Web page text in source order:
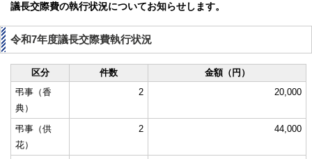
議長交際費の執行状況についてお知らせします。
令和7年度議長交際費執行状況
区分 件数
金額（円）
弔事（香
典）
2 20,000
弔事（供
花）
2 44,000